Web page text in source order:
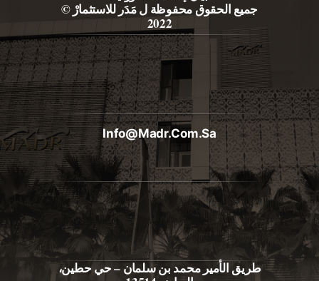
جميع الحقوق محفوظة ل مَدَر للاستثمارْ ©
2022
Info@madr.com.sa
طريق الأمير محمد بن سلمان – حي حطين،